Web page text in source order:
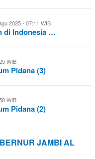
2025 - 07:11 WIB
di Indonesia …
WIB
Pidana (3)
WIB
Pidana (2)
JAMBI AL